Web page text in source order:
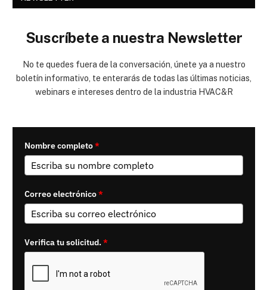
Suscríbete a nuestra Newsletter
No te quedes fuera de la conversación, únete ya a nuestro
boletín informativo, te enterarás de todas las últimas noticias,
webinars e intereses dentro de la industria HVAC&R
Nombre completo*
Correo electrónico*
Verifica tu solicitud.*